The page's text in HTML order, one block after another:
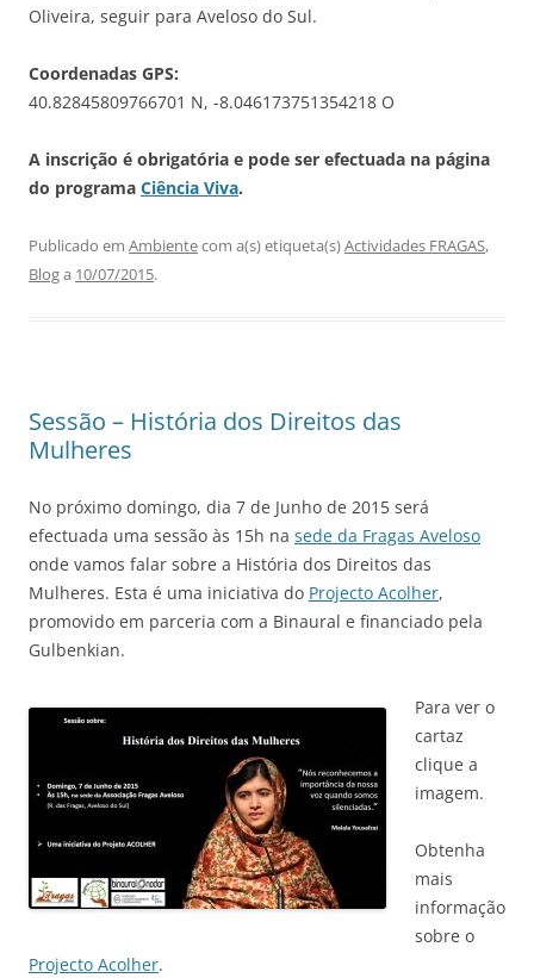
Oliveira, seguir para Aveloso do Sul.
Coordenadas GPS:
40.82845809766701 N, -8.046173751354218 O
A inscrição é obrigatória e pode ser efectuada na página
do programa Ciência Viva.
Publicado em Ambientecom a(s) etiqueta(s)Actividades FRAGAS,
Bloga 10/07/2015.
Sessão – História dos Direitos das
Mulheres
No próximo domingo, dia 7 de Junho de 2015 será
efectuada uma sessão às 15h na sede da Fragas Aveloso
onde vamos falar sobre a História dos Direitos das
Mulheres. Esta é uma iniciativa do Projecto Acolher,
promovido em parceria com a Binaural e financiado pela
Gulbenkian.
Para ver o
cartaz
clique a
imagem.
Obtenha
mais
informação
sobre o
Projecto Acolher.